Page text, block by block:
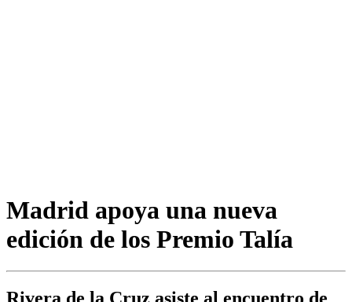
Madrid apoya una nueva
edición de los Premio Talía